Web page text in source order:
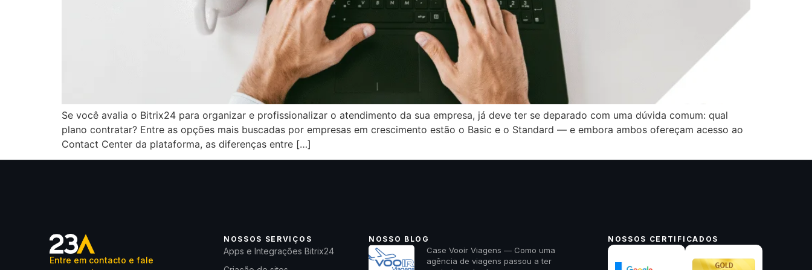
Se você avalia o Bitrix24 para organizar e profissionalizar o atendimento da sua empresa, já deve ter se deparado com uma dúvida comum: qual
plano contratar? Entre as opções mais buscadas por empresas em crescimento estão o Basic e o Standard — e embora ambos ofereçam acesso ao
Contact Center da plataforma, as diferenças entre […]
Entre em contacto e fale
NOSSOS SERVIÇOS
Apps e Integrações Bitrix24
NOSSO BLOG
Case Vooir Viagens — Como uma
agência de viagens passou a ter
NOSSOS CERTIFICADOS